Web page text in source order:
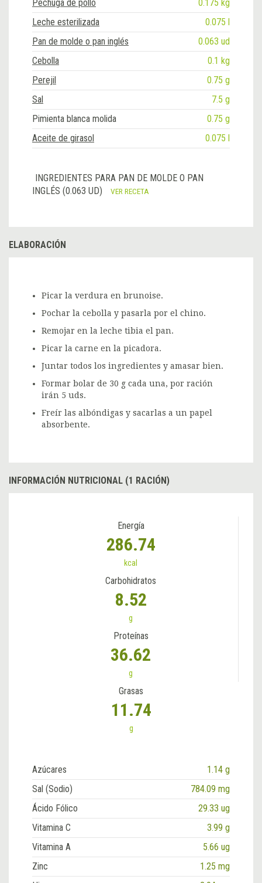
Pechuga de pollo
0.175 kg
Leche esterilizada
0.075 l
Pan de molde o pan inglés
0.063 ud
Cebolla
0.1 kg
Perejil
0.75 g
Sal
7.5 g
Pimienta blanca molida
0.75 g
Aceite de girasol
0.075 l
INGREDIENTES PARA PAN DE MOLDE O PAN
INGLÉS (0.063 UD)
VER RECETA
ELABORACIÓN
Picar la verdura en brunoise.
Pochar la cebolla y pasarla por el chino.
Remojar en la leche tibia el pan.
Picar la carne en la picadora.
Juntar todos los ingredientes y amasar bien.
Formar bolar de 30 g cada una, por ración
irán 5 uds.
Freír las albóndigas y sacarlas a un papel
absorbente.
INFORMACIÓN NUTRICIONAL (1 RACIÓN)
Energía
286.74
kcal
Carbohidratos
8.52
g
Proteínas
36.62
g
Grasas
11.74
g
Azúcares
1.14 g
Sal (Sodio)
784.09 mg
Ácido Fólico
29.33 ug
Vitamina C
3.99 g
Vitamina A
5.66 ug
Zinc
1.25 mg